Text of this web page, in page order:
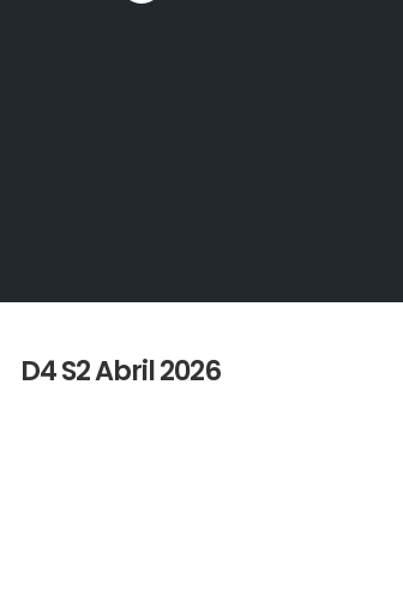
D4 S2 Abril 2026